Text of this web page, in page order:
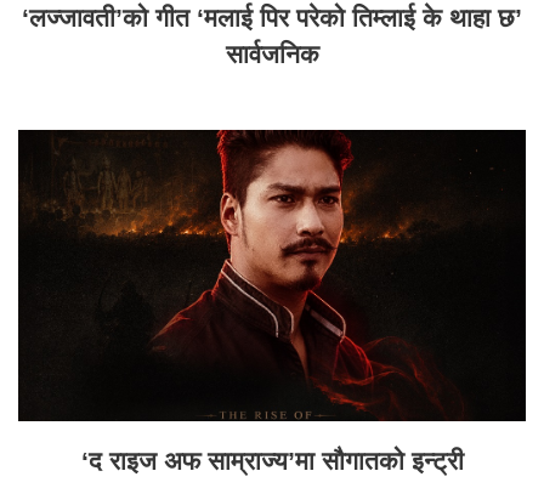
‘लज्जावती’को गीत ‘मलाई पिर परेको तिम्लाई के थाहा छ’
सार्वजनिक
‘द राइज अफ साम्राज्य’मा सौगातको इन्ट्री